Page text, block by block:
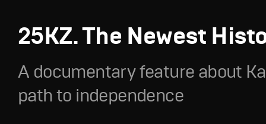
25KZ. The Newest
A documentary feature about
path to independence